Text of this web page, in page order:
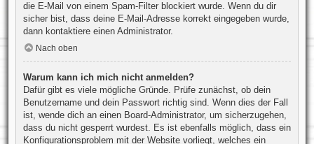
die E-Mail von einem Spam-Filter blockiert wurde. Wenn du dir
sicher bist, dass deine E-Mail-Adresse korrekt eingegeben wurde,
dann kontaktiere einen Administrator.
Nach oben
Warum kann ich mich nicht anmelden?
Dafür gibt es viele mögliche Gründe. Prüfe zunächst, ob dein
Benutzername und dein Passwort richtig sind. Wenn dies der Fall
ist, wende dich an einen Board-Administrator, um sicherzugehen,
dass du nicht gesperrt wurdest. Es ist ebenfalls möglich, dass ein
Konfigurationsproblem mit der Website vorliegt, welches ein